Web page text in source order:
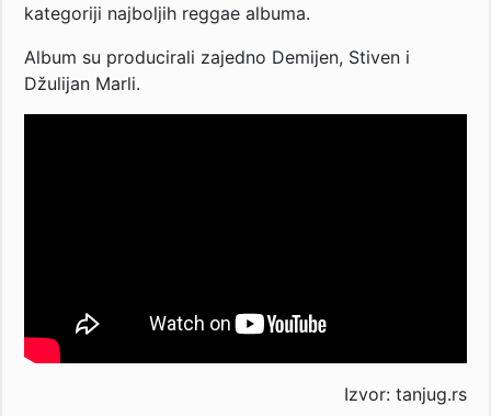
kategoriji najboljih reggae albuma.
Album su producirali zajedno Demijen, Stiven i
Džulijan Marli.
Izvor: tanjug.rs